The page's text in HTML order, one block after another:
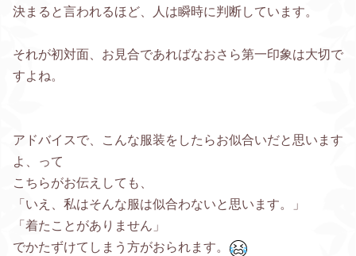
決まると言われるほど、人は瞬時に判断しています。
それが初対面、お見合であればなおさら第一印象は大切で
すよね。
アドバイスで、こんな服装をしたらお似合いだと思います
よ、って
こちらがお伝えしても、
「いえ、私はそんな服は似合わないと思います。」
「着たことがありません」
でかたずけてしまう方がおられます。